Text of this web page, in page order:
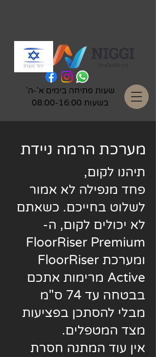
שעות פתיחה בימים א'-ה'
בשעות 08:00-16:00
מערכת הרמה ניידת
תיהנו לקום,
פחד מנפילה לא אמור
לשלוט בחייכם. כשאתם
לא יכולים לקום, ה-
FloorRiser Premium
ומערכת FloorRiser
Active מרימות אתכם
בבטחה עד 74 ס"מ
מבלי להסתכן בפציעות
מצד המטפלים.
אין עוד המתנה חסרת